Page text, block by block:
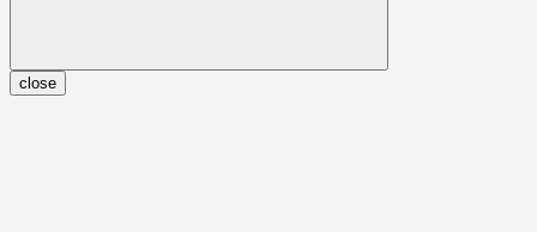
close